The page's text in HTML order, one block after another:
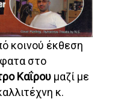
κοινού έκθεση
στο
Καΐρου μαζί με
κ.